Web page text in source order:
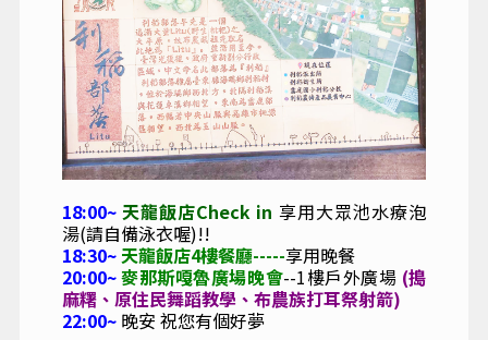
18:00~天龍飯店Check in 享用大眾池水療泡
湯(請自備泳衣喔)!!
18:30~天龍飯店4樓餐廳-----享用晚餐
20:00~麥那斯嘎魯廣場晚會--1樓戶外廣場 (搗
麻糬、原住民舞蹈教學、 布農族打耳祭射箭)
22:00~ 晚安 祝您有個好夢